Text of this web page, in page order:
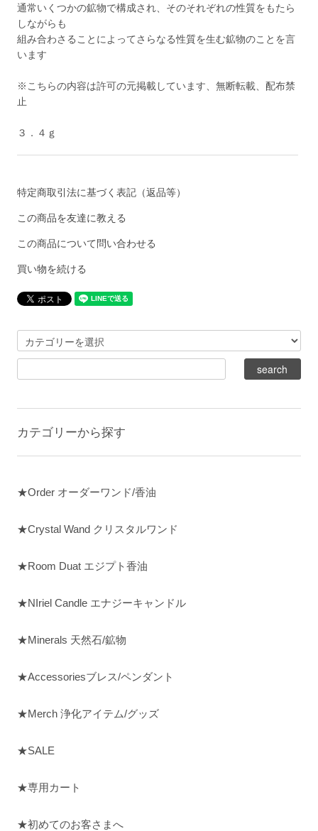
通常いくつかの鉱物で構成され、そのそれぞれの性質をもたら
しながらも
組み合わさることによってさらなる性質を生む鉱物のことを言
います
※こちらの内容は許可の元掲載しています、無断転載、配布禁
止
３．４ｇ
特定商取引法に基づく表記（返品等）
この商品を友達に教える
この商品について問い合わせる
買い物を続ける
カテゴリーから探す
★Order オーダーワンド/香油
★Crystal Wand クリスタルワンド
★Room Duat エジプト香油
★NIriel Candle エナジーキャンドル
★Minerals 天然石/鉱物
★Accessoriesブレス/ペンダント
★Merch 浄化アイテム/グッズ
★SALE
★専用カート
★初めてのお客さまへ